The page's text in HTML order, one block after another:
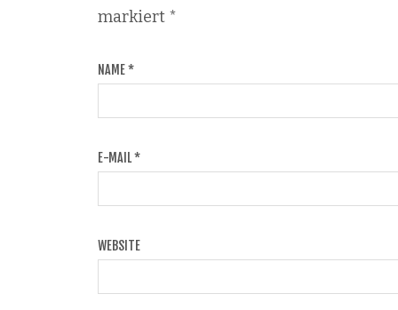
markiert *
NAME*
E-MAIL*
WEBSITE